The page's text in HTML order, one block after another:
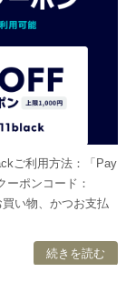
ご利用方法：「Pay
ーポンコード：
い物、かつお支払
続きを読む